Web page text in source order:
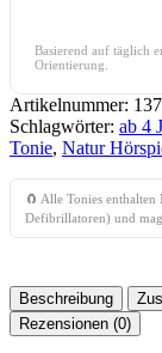
Basierend auf täglich
Orientierung.
Artikelnummer:
Schlagwörter: ab 4
Tonie, Natur
🧲 Alle Tonies
Defibrillatoren) und
Beschreibung
Rezensionen (0)